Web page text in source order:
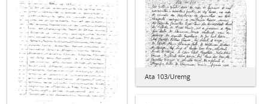
Ata 103/Uremg